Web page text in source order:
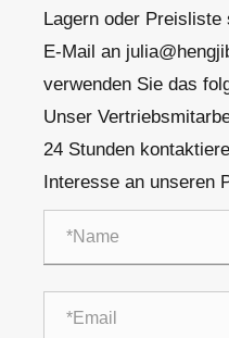
Lagern oder
E-Mail an
verwenden Sie das
Unser
24 Stunden
Interesse an unseren